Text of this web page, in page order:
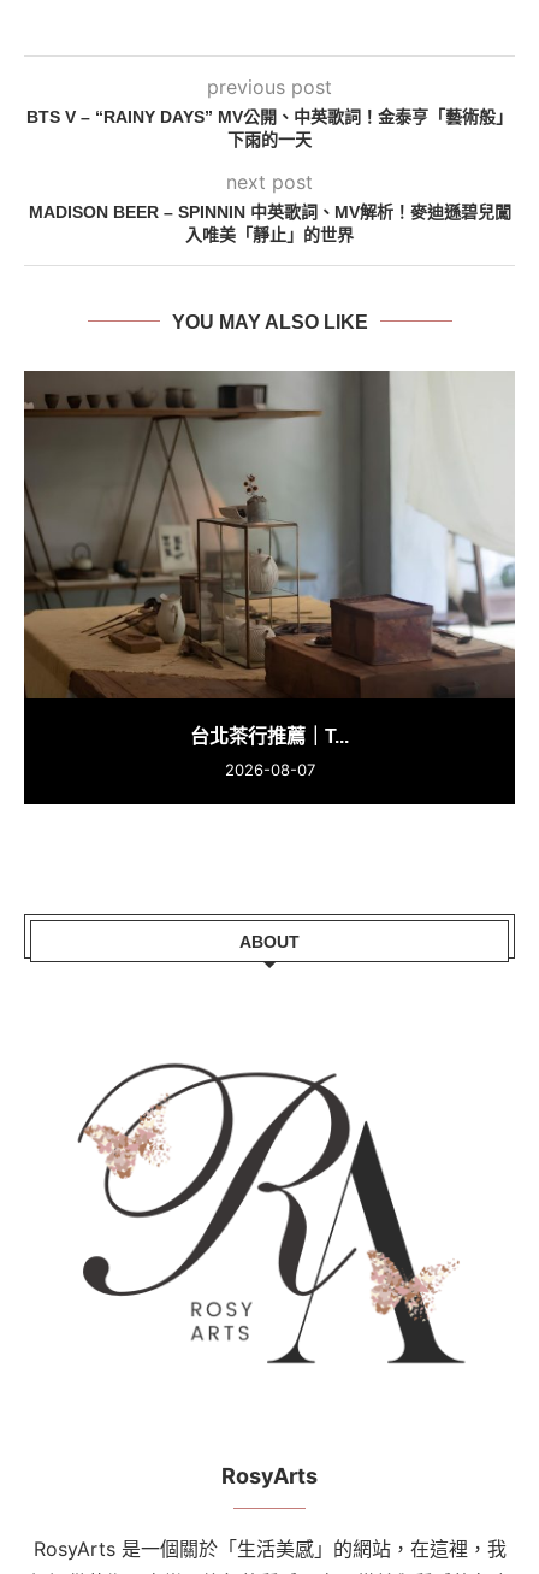
previous post
BTS V – “RAINY DAYS” MV公開、中英歌詞！金泰亨「藝術般」
下雨的一天
next post
MADISON BEER – SPINNIN 中英歌詞、MV解析！麥迪遜碧兒闖
入唯美「靜止」的世界
YOU MAY ALSO LIKE
台北茶行推薦｜T...
2026-08-07
ABOUT
RosyArts
RosyArts 是一個關於「生活美感」的網站，在這裡，我